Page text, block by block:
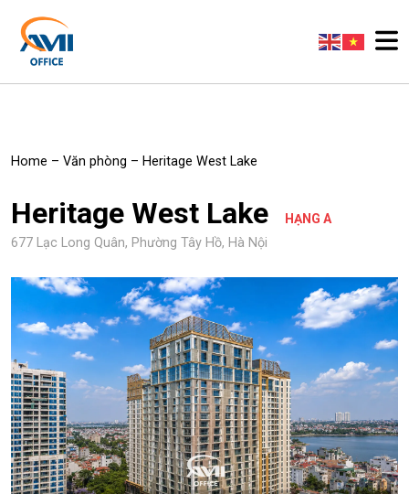
Home – Văn phòng – Heritage West Lake
Heritage West Lake HẠNG A
677 Lạc Long Quân, Phường Tây Hồ, Hà Nội